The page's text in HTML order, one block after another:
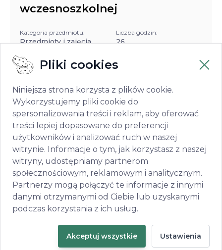
Pliki cookies
Niniejsza strona korzysta z plików cookie.
Wykorzystujemy pliki cookie do
spersonalizowania treści i reklam, aby oferować
treści lepiej dopasowane do preferencji
użytkowników i analizować ruch w naszej
witrynie. Informacje o tym, jak korzystasz z naszej
witryny, udostępniamy partnerom
społecznościowym, reklamowym i analitycznym.
Partnerzy mogą połączyć te informacje z innymi
danymi otrzymanymi od Ciebie lub uzyskanymi
podczas korzystania z ich usług.
Akceptuj wszystkie Ustawienia
wczesnoszkolnej
Kategoria przedmiotu:
Przedmioty i zajęcia
Liczba godzin:
26
Miejscowość:
Opublikowano
w dniu:
12/12/2025
Termin składania
dokumentów:
27/08/2026
1 2 3 4 5 6 ... 157 158
Deklaracja dostępności